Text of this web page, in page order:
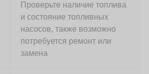
Проверьте наличие топлива
и состояние топливных
насосов, также возможно
потребуется ремонт или
замена